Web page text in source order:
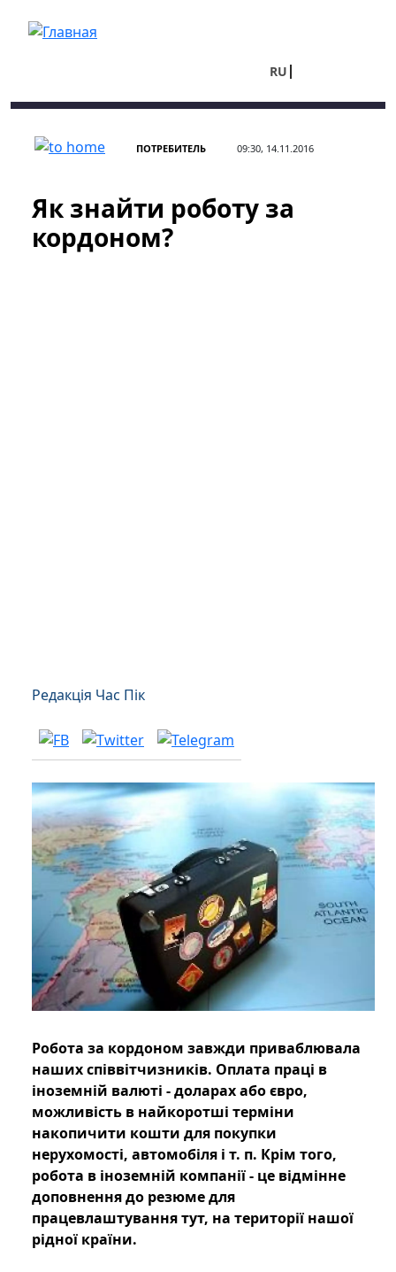
RU
ПОТРЕБИТЕЛЬ 09:30, 14.11.2016
Як знайти роботу за
кордоном?
Редакція Час Пік
Робота за кордоном завжди приваблювала
наших співвітчизників. Оплата праці в
іноземній валюті - доларах або євро,
можливість в найкоротші терміни
накопичити кошти для покупки
нерухомості, автомобіля і т. п. Крім того,
робота в іноземній компанії - це відмінне
доповнення до резюме для
працевлаштування тут, на території нашої
рідної країни.